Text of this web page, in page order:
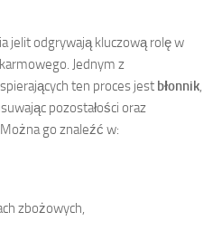
jelit odgrywają kluczową rolę w
Jednym z
ten proces jest błonnik,
pozostałości oraz
go znaleźć w:
zbożowych,